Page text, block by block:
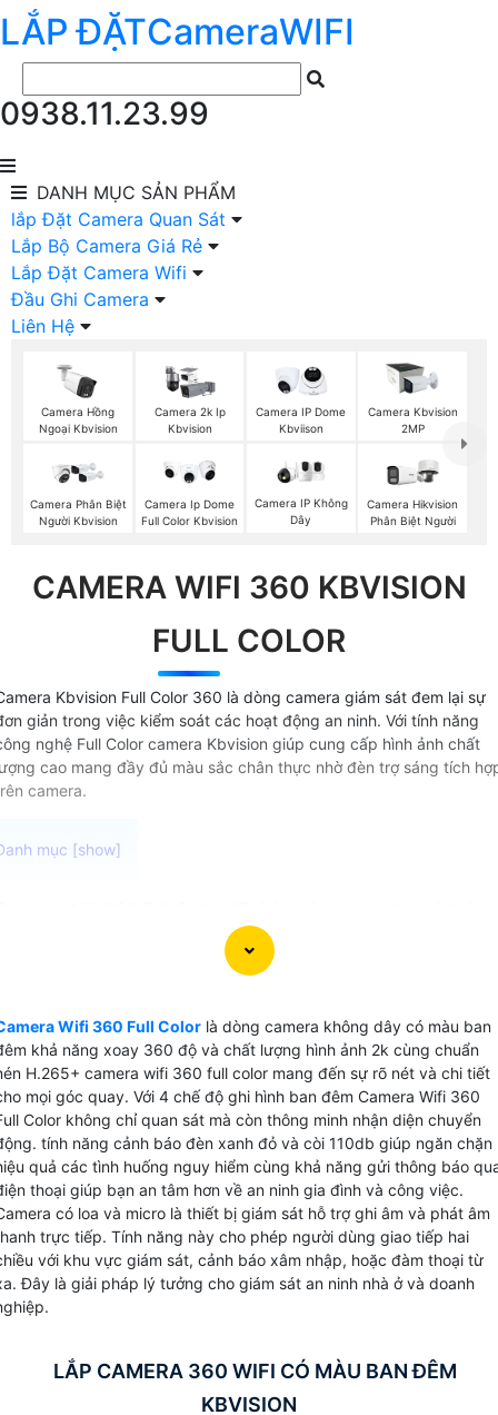
LẮP ĐẶTCameraWIFI
0938.11.23.99
DANH MỤC SẢN PHẨM
lắp Đặt Camera Quan Sát
Lắp Bộ Camera Giá Rẻ
Lắp Đặt Camera Wifi
Đầu Ghi Camera
Liên Hệ
Camera Hồng
Ngoại Kbvision
Camera 2k Ip
Kbvision
Camera IP Dome
Kbviison
Camera Kbvision
2MP
Camera Phân Biệt
Người Kbvision
Camera Ip Dome
Full Color Kbvision
Camera IP Không
Dây
Camera Hikvision
Phân Biệt Người
CAMERA WIFI 360 KBVISION
FULL COLOR
Kbvision Full Color 360 là dòng camera giám sát đem lại sự
giản trong việc kiểm soát các hoạt động an ninh. Với tính năng
nghệ Full Color camera Kbvision giúp cung cấp hình ảnh chất
cao mang đầy đủ màu sắc chân thực nhờ đèn trợ sáng tích
camera.
các bạn có nhu cầu giám sát ban đêm Với khả năng kết
không dây và xoay 360 độ, camera này cung cấp khả
báo động chống trộm phát hiện chuyển động và bám
đối tượng giúp bạn dễ dàng theo dõi mọi hoạt động
mà không bỏ lỡ bất kỳ sự kiện nào. Với khả năng
trữ dữ liệu trên thẻ nhớ tối đa 512GB và chuẩn nén
camera giúp tiết kiệm băng thông và dung lượng
trữ mà vẫn Hoàn toàn tin cậy chất lượng hình ảnh sắc
những tính năng ưu việt này, Camera Wifi 360 Full Color
sẽ là trợ thủ đắc lực trong việc bảo vệ ngôi nhà,
phòng hoặc cửa hàng của bạn.
Wifi 360 Full Color là dòng camera không dây có màu ban
khả năng xoay 360 độ và chất lượng hình ảnh 2k cùng chuẩn
H.265+ camera wifi 360 full color mang đến sự rõ nét và chi tiết
mọi góc quay. Với 4 chế độ ghi hình ban đêm Camera Wifi 360
Color không chỉ quan sát mà còn thông minh nhận diện chuyển
tính năng cảnh báo đèn xanh đỏ và còi 110db giúp ngăn chặn
quả các tình huống nguy hiểm cùng khả năng gửi thông báo
thoại giúp bạn an tâm hơn về an ninh gia đình và công việc.
có loa và micro là thiết bị giám sát hỗ trợ ghi âm và phát âm
trực tiếp. Tính năng này cho phép người dùng giao tiếp hai
với khu vực giám sát, cảnh báo xâm nhập, hoặc đàm thoại từ
Đây là giải pháp lý tưởng cho giám sát an ninh nhà ở và doanh
LẮP CAMERA 360 WIFI CÓ MÀU BAN ĐÊM
KBVISION